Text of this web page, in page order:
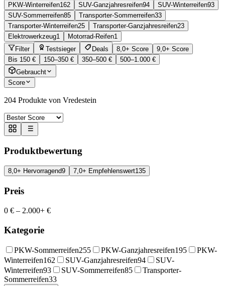
PKW-Winterreifen162 SUV-Ganzjahresreifen94 SUV-Winterreifen93
SUV-Sommerreifen85 Transporter-Sommerreifen33
Transporter-Winterreifen25 Transporter-Ganzjahresreifen23
Elektrowerkzeug1 Motorrad-Reifen1
Filter
Testsieger Deals 8,0+ Score
9,0+ Score
Bis 150 €
150–350 € 350–500 €
500–1.000 €
Gebraucht
Score
204 Produkte von Vredestein
Produktbewertung
8,0+ Hervorragend9 7,0+ Empfehlenswert135
Preis
0 € – 2.000+ €
Kategorie
PKW-Sommerreifen255 PKW-Ganzjahresreifen195
PKW-
Winterreifen162 SUV-Ganzjahresreifen94
SUV-
Winterreifen93 SUV-Sommerreifen85
Transporter-
Sommerreifen33